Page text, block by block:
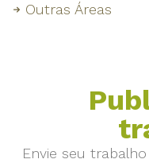
Outras Áreas
Envie seu